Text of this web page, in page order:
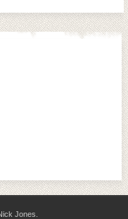
Jones.